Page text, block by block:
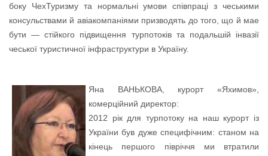
боку ЧехТуризму та нормальні умови співпраці з чеськими
консульствами й авіакомпаніями призводять до того, що й мае
бути — стійкого підвищення турпотоків та подальшій інвазії
чеської туристичної інфраструктури в Україну.
Яна ВАНЬКОВА, курорт «Яхимов»,
комерційний директор:
2012 рік для турпотоку на наш курорт із
України був дуже специфічним: станом на
кінець першого півріччя ми втратили